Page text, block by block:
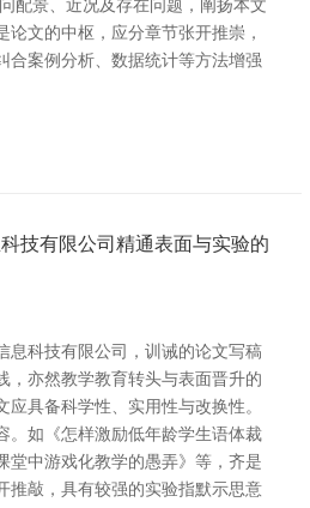
配景、近况及存在问题，阐扬本文
论文的中枢，应分章节张开推崇，
合案例分析、数据统计等方法增强
技有限公司精通表面与实验的
息科技有限公司，训诫的论文写稿
，亦然教学教育转头与表面晋升的
应具备科学性、实用性与改换性。
。如《怎样激励低年龄学生语体裁
堂中游戏化教学的愚弄》等，齐是
推敲，具有较强的实验指默示思意